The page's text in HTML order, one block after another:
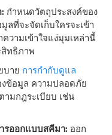
กําหนดวัตถุประสงค์ของ
ลที่จะจัดเก็บใครจะเข้า
วามเข้าใจแง่มุมเหล่านี้
ทธิภาพ
บาย การกํากับดูแล
ข้อมูล ความปลอดภัย
มกฎระเบียบ เช่น
รออกแบบสคีมา: ออก